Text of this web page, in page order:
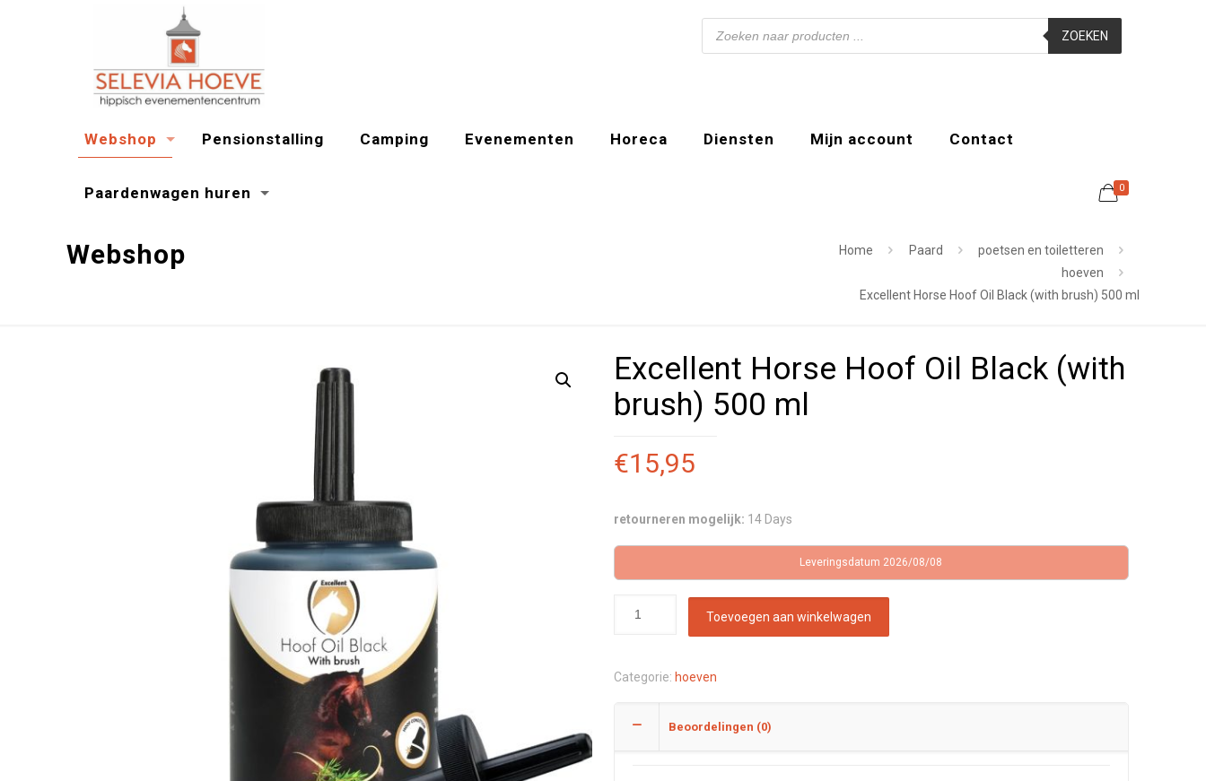
Webshop Pensionstalling Camping Evenementen Horeca Diensten Mijn account Contact
Paardenwagen huren
Producten
zoeken
ZOEKEN
0
Webshop Home Paard
poetsen en toiletteren
hoeven
Excellent Horse Hoof Oil Black (with brush) 500 ml
Excellent Horse Hoof Oil Black (with
brush) 500 ml
€15,95
retourneren mogelijk: 14 Days
Leveringsdatum 2026/08/08
Toevoegen aan winkelwagen
Categorie: hoeven
Beoordelingen (0)